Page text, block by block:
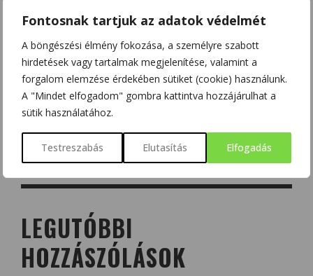
Fontosnak tartjuk az adatok védelmét
A böngészési élmény fokozása, a személyre szabott
hirdetések vagy tartalmak megjelenítése, valamint a
forgalom elemzése érdekében sütiket (cookie) használunk.
A "Mindet elfogadom" gombra kattintva hozzájárulhat a
sütik használatához.
Testreszabás Elutasítás Elfogadás
LEGUTÓBBI
HOZZÁSZÓLÁSOK